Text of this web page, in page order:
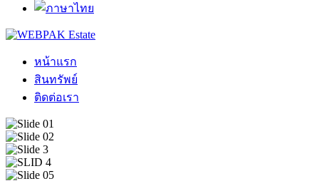
หน้าแรก
สินทรัพย์
ติดต่อเรา